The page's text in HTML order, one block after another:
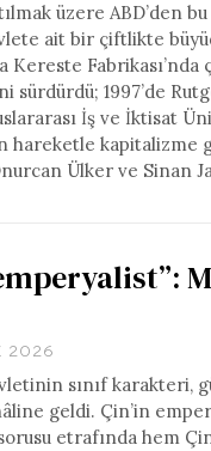
üzere ABD’den
ait bir çiftlikte
Fabrikası’nda
1997’de
İş ve
hareketle kapitalizme
Ülker ve Sinan
2026
sınıf karakteri,
geldi. Çin’in
etrafında hem